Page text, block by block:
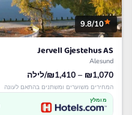
9.8/10
Jervell Gjestehus AS
Alesund
₪1,070 – ₪1,410/לילה
המחירים משוערים ומשתנים בהתאם לעונה
מומלץ